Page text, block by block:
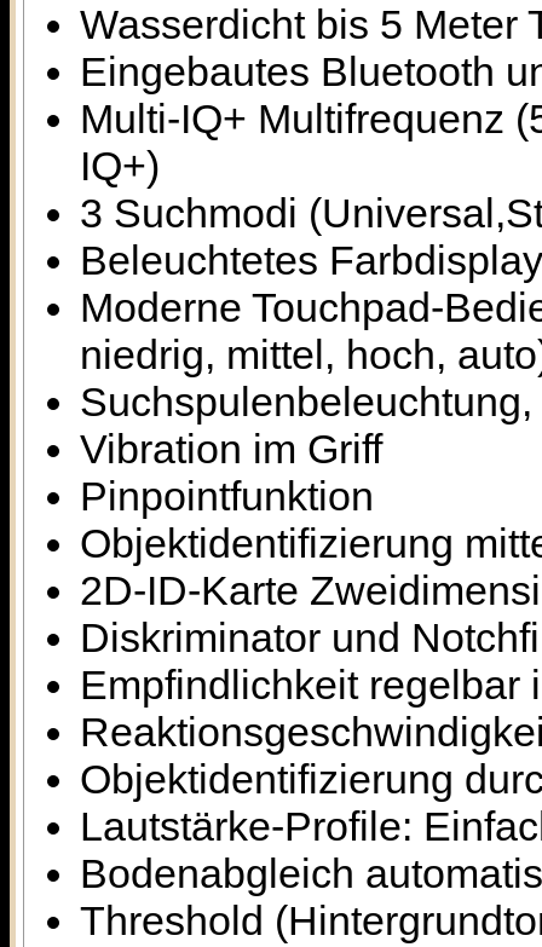
Wasserdicht bis 5 Meter
Eingebautes Bluetooth
Multi-IQ+ Multifrequenz
IQ+)
3 Suchmodi
Beleuchtetes
Moderne Touchpad-
niedrig, mittel, hoch,
Vibration im Griff
Pinpointfunktion
Objektidentifizierung
2D-ID-Karte
Diskriminator und
Empfindlichkeit regelbar
Objektidentifizierung
Lautstärke-Profile:
Bodenabgleich
Threshold